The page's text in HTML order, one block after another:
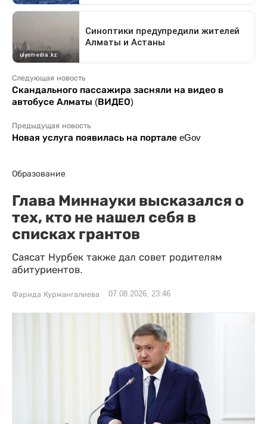
Следующая новость
Скандального пассажира засняли на видео в
автобусе Алматы (ВИДЕО)
Предыдущая новость
Новая услуга появилась на портале eGov
Образование
Глава Миннауки высказался о
тех, кто не нашел себя в
списках грантов
Саясат Нурбек также дал совет родителям
абитуриентов.
Фарида Курмангалиева 07.08.2026, 23:46